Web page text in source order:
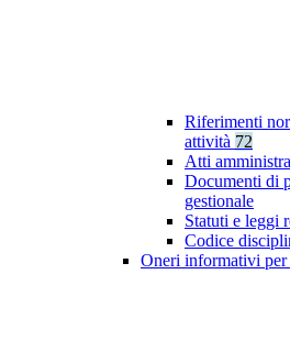
Riferimenti
attività 72
Atti
Documenti di
gestionale
Statuti e leggi
Codice
Oneri informativi per